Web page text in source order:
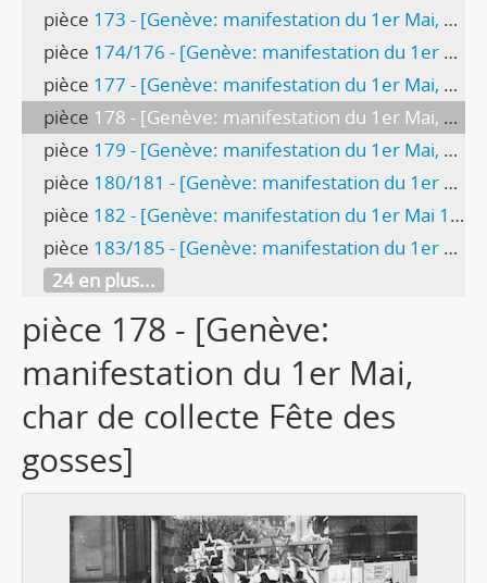
pièce 173 - [Genève: manifestation du 1er Mai, employés fédéraux]
pièce 174/176 - [Genève: manifestation du 1er Mai, plâtriers-peintres]
pièce 177 - [Genève: manifestation du 1er Mai, FOMH]
pièce 178 - [Genève: manifestation du 1er Mai, char de collecte Fête des gosses]
pièce 179 - [Genève: manifestation du 1er Mai, FOBB]
pièce 180/181 - [Genève: manifestation du 1er Mai 1970, FOBB]
pièce 182 - [Genève: manifestation du 1er Mai 1970, FOBB]
pièce 183/185 - [Genève: manifestation du 1er Mai 1970, fanfare autrichienne]
24 en plus...
pièce 178 - [Genève:
manifestation du 1er Mai,
char de collecte Fête des
gosses]